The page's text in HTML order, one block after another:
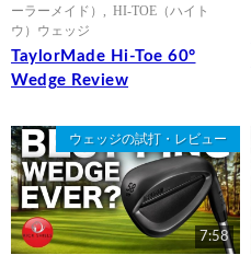
ーラーメイド）
HI-TOE（ハイト
ウ）ウェッジ
TaylorMade Hi-Toe 60°
Wedge Review
ウェッジの試打・レビュー
7:58